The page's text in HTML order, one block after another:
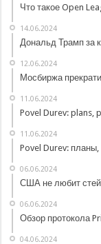
Что такое Open
14.06.2024
Дональд Трамп за
12.06.2024
Мосбиржа
11.06.2024
Povel Durev: plans,
11.06.2024
Povel Durev: планы,
06.06.2024
США не любит
06.06.2024
Обзор протокола
04.06.2024